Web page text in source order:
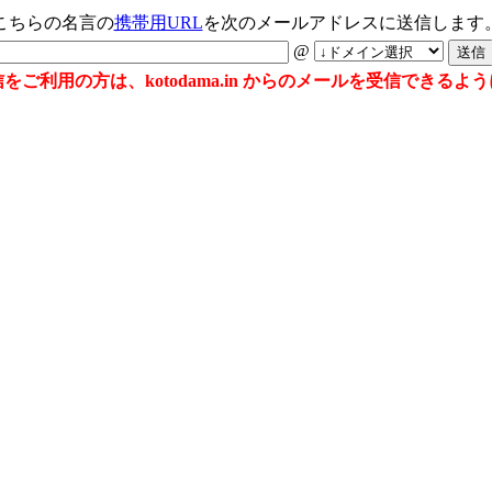
ちらの名言の携帯用URLを次のメールアドレスに送信します。
@
ご利用の方は、kotodama.in からのメールを受信できるよう